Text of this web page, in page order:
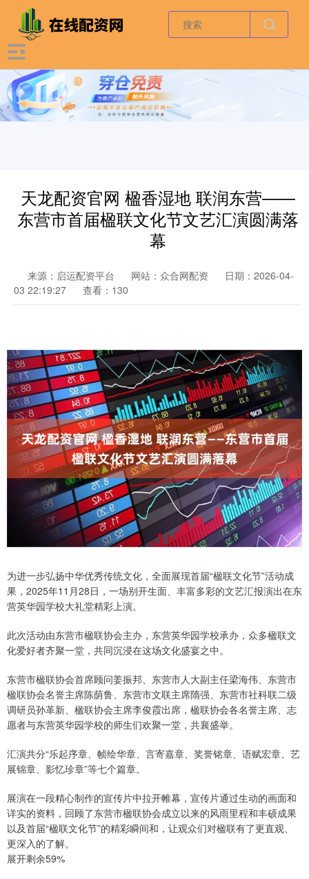
天龙配资官网 楹香湿地 联润东营——
东营市首届楹联文化节文艺汇演圆满落
幕
来源：启运配资平台 网站：众合网配资
日期：2026-04-
03 22:19:27
查看：130
为进一步弘扬中华优秀传统文化，全面展现首届“楹联文化节”活动成
果，2025年11月28日，一场别开生面、丰富多彩的文艺汇报演出在东
营英华园学校大礼堂精彩上演。
此次活动由东营市楹联协会主办，东营英华园学校承办，众多楹联文
化爱好者齐聚一堂，共同沉浸在这场文化盛宴之中。
东营市楹联协会首席顾问姜振邦、东营市人大副主任梁海伟、东营市
楹联协会名誉主席陈荫鲁、东营市文联主席隋强、东营市社科联二级
调研员孙革新、楹联协会主席李俊霞出席，楹联协会各名誉主席、志
愿者与东营英华园学校的师生们欢聚一堂，共襄盛举。
汇演共分“乐起序章、帧绘华章、言寄嘉章、奖誉铭章、语赋宏章、艺
展锦章、影忆珍章”等七个篇章。
展演在一段精心制作的宣传片中拉开帷幕，宣传片通过生动的画面和
详实的资料，回顾了东营市楹联协会成立以来的风雨里程和丰硕成果
以及首届“楹联文化节”的精彩瞬间和，让观众们对楹联有了更直观、
更深入的了解。
展开剩余59%